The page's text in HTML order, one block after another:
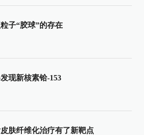
子“胶球”的存在
现新核素铪-153
肤纤维化治疗有了新靶点